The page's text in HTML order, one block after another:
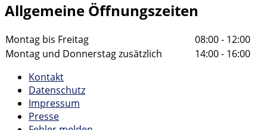
Allgemeine Öffnungszeiten
Montag bis Freitag
08:00 - 12:00
Montag und Donnerstag zusätzlich
14:00 - 16:00
Kontakt
Datenschutz
Impressum
Presse